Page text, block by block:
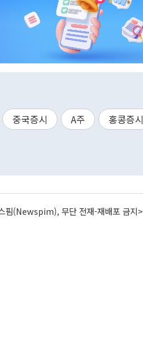
중국증시 A주
홍콩증시
핌(Newspim), 무단 전재-재배포 금지>